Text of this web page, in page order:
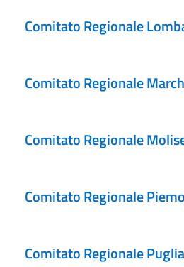
Comitato Regionale
Comitato Regionale
Comitato Regionale
Comitato Regionale
Comitato Regionale Puglia